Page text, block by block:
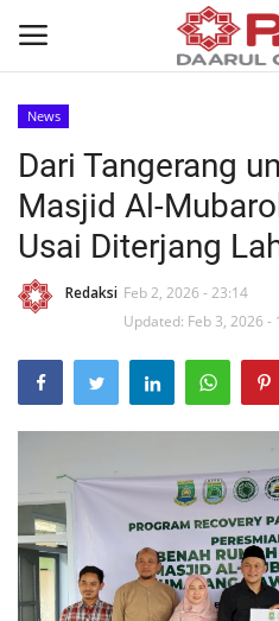
Home
News
Kisah
Inspirasi
News
Dari Tangerang
Masjid Al-
Usai Diterjang
Redaksi Feb 2, 2026 - 23:14
Updated: Feb 3, 2026 -